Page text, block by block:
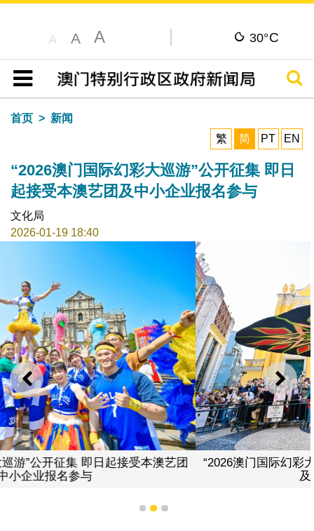
A A A 30°C
目录
搜寻
首页
新闻
繁
简 PT EN
“2026澳门国际幻彩大巡游”公开征集 即日
起接受本澳艺团及中小企业报名参与
文化局
2026-01-19 18:40
上一则 下一
“2026澳门国际幻彩大巡游”公开征集 即日起接受本澳艺团
1 2 3